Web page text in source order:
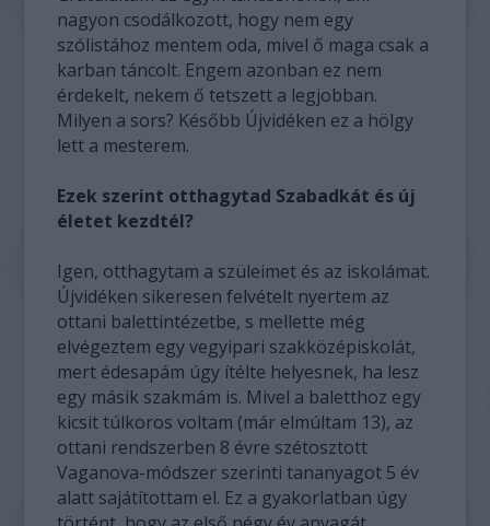
nagyon csodálkozott, hogy nem egy
szólistához mentem oda, mivel ő maga csak a
karban táncolt. Engem azonban ez nem
érdekelt, nekem ő tetszett a legjobban.
Milyen a sors? Később Újvidéken ez a hölgy
lett a mesterem.
Ezek szerint otthagytad Szabadkát és új
életet kezdtél?
Igen, otthagytam a szüleimet és az iskolámat.
Újvidéken sikeresen felvételt nyertem az
ottani balettintézetbe, s mellette még
elvégeztem egy vegyipari szakközépiskolát,
mert édesapám úgy ítélte helyesnek, ha lesz
egy másik szakmám is. Mivel a baletthoz egy
kicsit túlkoros voltam (már elmúltam 13), az
ottani rendszerben 8 évre szétosztott
Vaganova-módszer szerinti tananyagot 5 év
alatt sajátítottam el. Ez a gyakorlatban úgy